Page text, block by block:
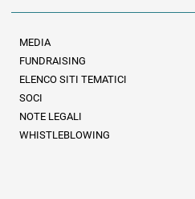
Informazioni legali e trasparenza
MEDIA
FUNDRAISING
ELENCO SITI TEMATICI
SOCI
NOTE LEGALI
WHISTLEBLOWING